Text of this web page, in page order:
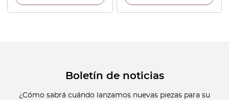
Boletín de noticias
¿Cómo sabrá cuándo lanzamos nuevas piezas para su